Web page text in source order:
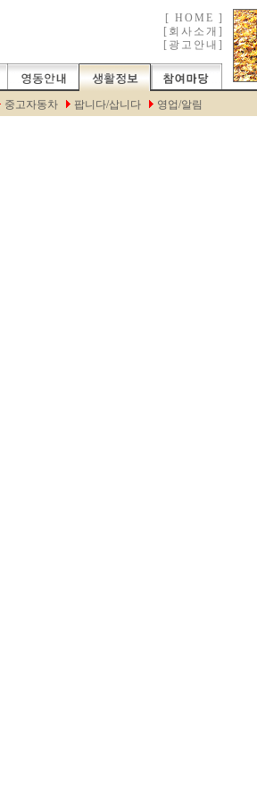
[ HOME ]
[ 회사소개 ]
[ 광고안내 ]
중고자동차 팝니다/삽니다 영업/알림